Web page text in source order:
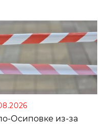
Осиповке из-за